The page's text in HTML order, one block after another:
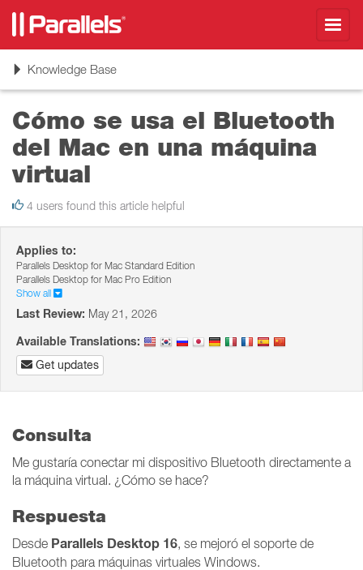
ToggleKnowledge Base
Cómo se usa el Bluetooth
del Mac en una máquina
virtual
4 users found this article helpful
Applies to:
Parallels Desktop for Mac Standard Edition
Parallels Desktop for Mac Pro Edition
Show all
Last Review: May 21, 2026
Available Translations:
Get updates
Consulta
Me gustaría conectar mi dispositivo Bluetooth directamente a
la máquina virtual. ¿Cómo se hace?
Respuesta
Desde Parallels Desktop 16, se mejoró el soporte de
Bluetooth para máquinas virtuales Windows.